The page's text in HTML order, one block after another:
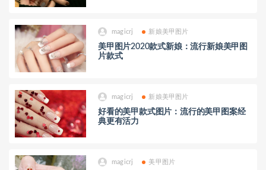
magicrj 新娘美甲图片
美甲图片2020款式新娘：流行新娘美甲图
片款式
magicrj 新娘美甲图片
好看的美甲款式图片：流行的美甲图案经
典更有活力
magicrj 美甲图片